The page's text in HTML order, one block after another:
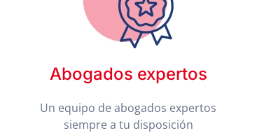
Abogados expertos
Un equipo de abogados expertos
siempre a tu disposición